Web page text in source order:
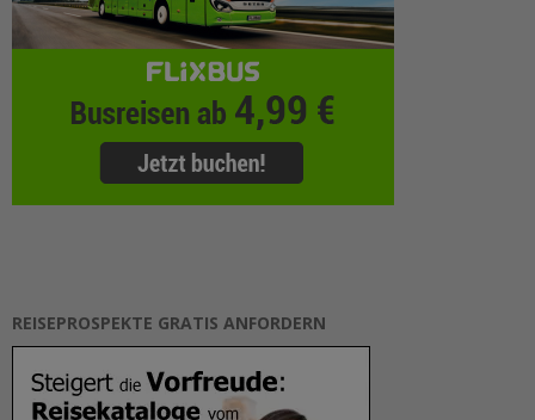
REISEPROSPEKTE GRATIS ANFORDERN